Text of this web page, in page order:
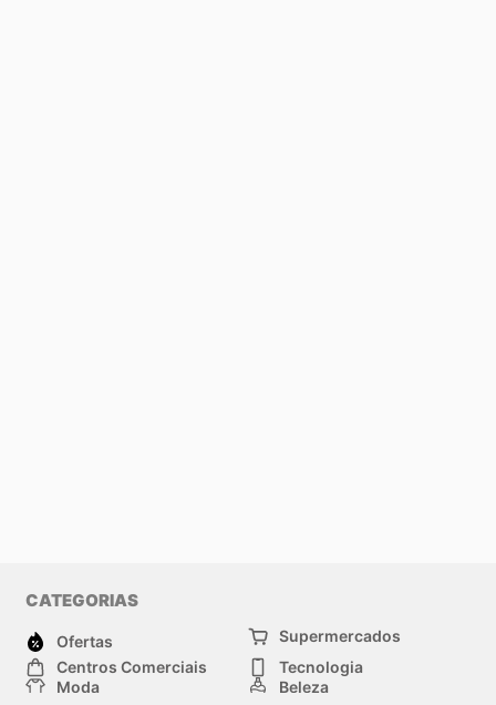
CATEGORIAS
Ofertas
Supermercados
Centros Comerciais
Tecnologia
Moda
Beleza